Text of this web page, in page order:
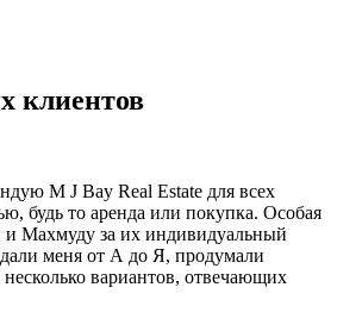
клиентов
M J Bay Real Estate для всех
будь то аренда или покупка. Особая
и Махмуду за их индивидуальный
меня от А до Я, продумали
вариантов, отвечающих